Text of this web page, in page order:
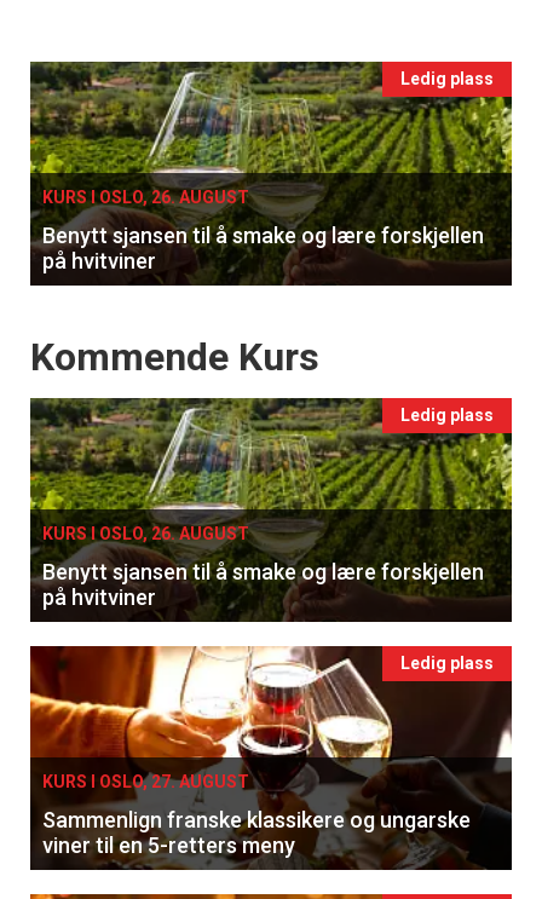
Events
single
Ledig plass
KURS I OSLO, 26. AUGUST
Benytt sjansen til å smake og lære forskjellen
på hvitviner
Events
Kommende Kurs
Ledig plass
KURS I OSLO, 26. AUGUST
Benytt sjansen til å smake og lære forskjellen
på hvitviner
Ledig plass
KURS I OSLO, 27. AUGUST
Sammenlign franske klassikere og ungarske
viner til en 5-retters meny